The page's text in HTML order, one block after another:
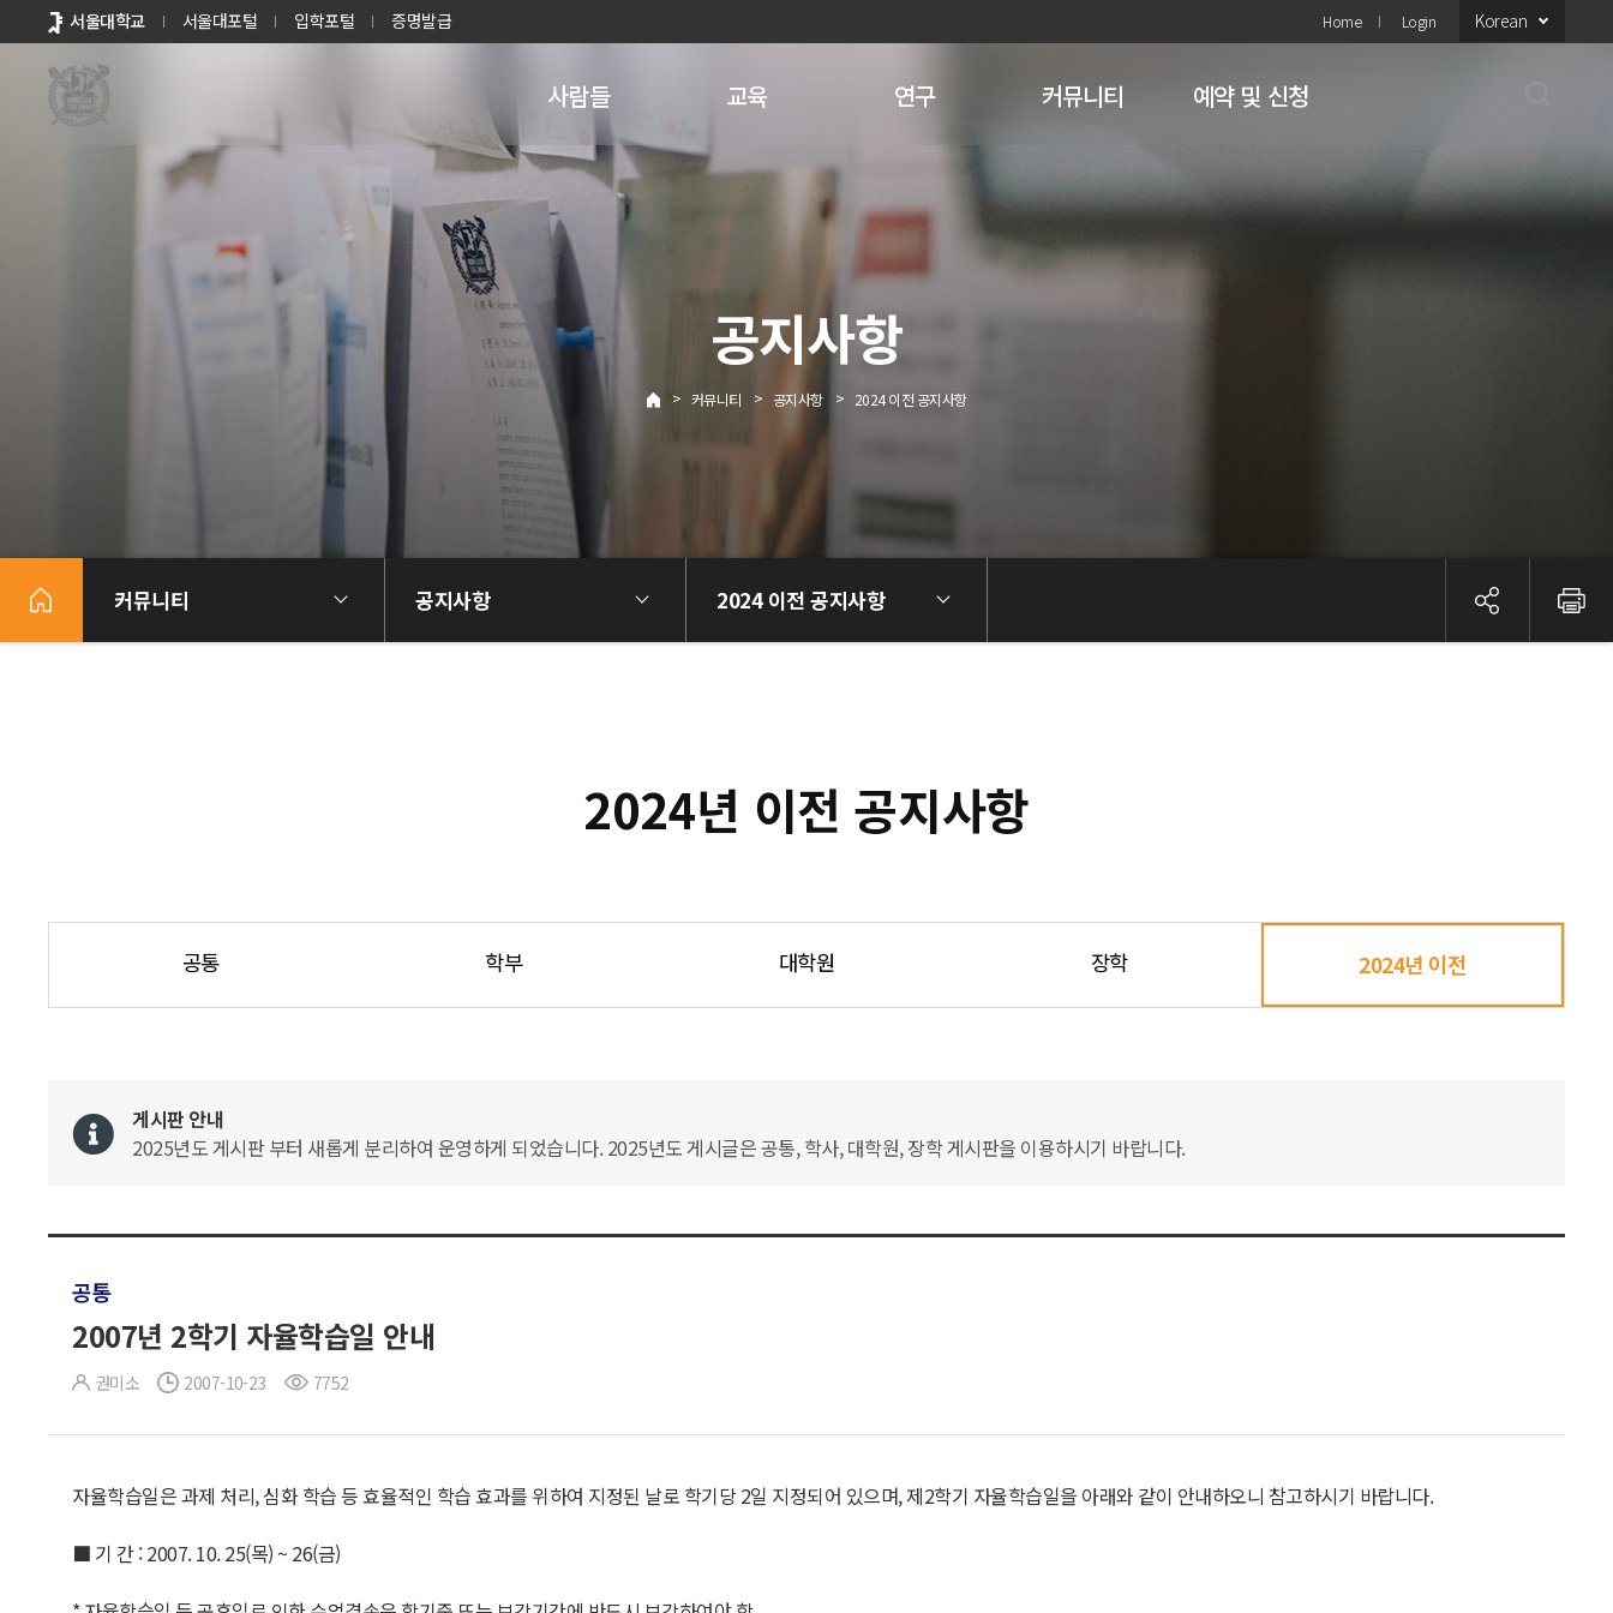
바로가기
메뉴
서울대학교 서울대포털 입학포털 증명발급 Home Login Korean
사람들 교육 연구 커뮤니티 예약 및 신청
공지사항
> 커뮤니티 > 공지사항 > 2024 이전 공지사항
커뮤니티 공지사항 2024 이전 공지사항
2024년 이전 공지사항
공통 학부 대학원 장학 2024년 이전
게시판 안내
2025년도 게시판 부터 새롭게 분리하여 운영하게 되었습니다. 2025년도 게시글은 공통, 학사, 대학원, 장학 게시판을 이용하시기 바랍니다.
공통
2007년 2학기 자율학습일 안내
권미소 2007-10-23 7752
자율학습일은 과제 처리, 심화 학습 등 효율적인 학습 효과를 위하여 지정된 날로 학기당 2일 지정되어 있으며, 제2학기 자율학습일을 아래와 같이 안내하오니 참고하시기 바랍니다.
■ 기 간 : 2007. 10. 25(목) ~ 26(금)